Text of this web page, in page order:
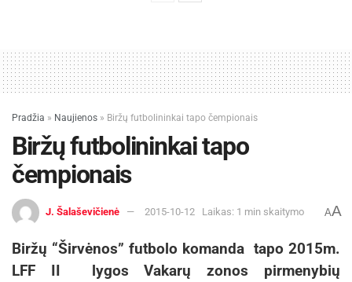
Pradžia » Naujienos » Biržų futbolininkai tapo čempionais
Biržų futbolininkai tapo
čempionais
J. Šalaševičienė 2015-10-12 Laikas: 1 min skaitymo AA
Biržų “Širvėnos” futbolo komanda tapo 2015m.
LFF II lygos Vakarų zonos pirmenybių